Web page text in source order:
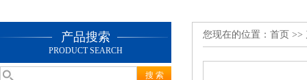
产品搜索
PRODUCT SEARCH
您现在的位置： 首页 >>